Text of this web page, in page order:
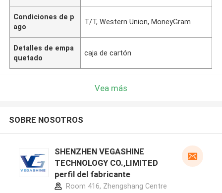
Condiciones de p
ago
T/T, Western Union, MoneyGram
Detalles de empa
quetado
caja de cartón
Vea más
SOBRE NOSOTROS
SHENZHEN VEGASHINE
TECHNOLOGY CO.,LIMITED
perfil del fabricante
Room 416, Zhengshang Centre